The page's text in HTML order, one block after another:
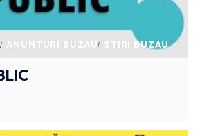
ANUNTURI BUZAU STIRI BUZAU